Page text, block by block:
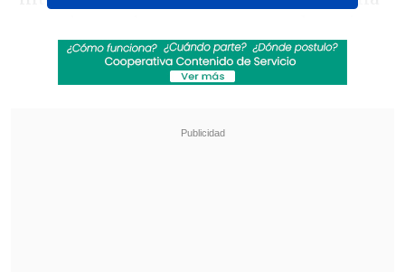
el arquero Nicolás Araya.
Maldini: "Guardiola estuvo a punto de aceptar